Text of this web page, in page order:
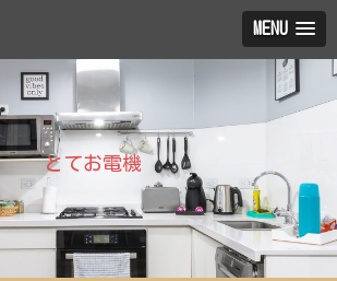
MENU
とてお電機